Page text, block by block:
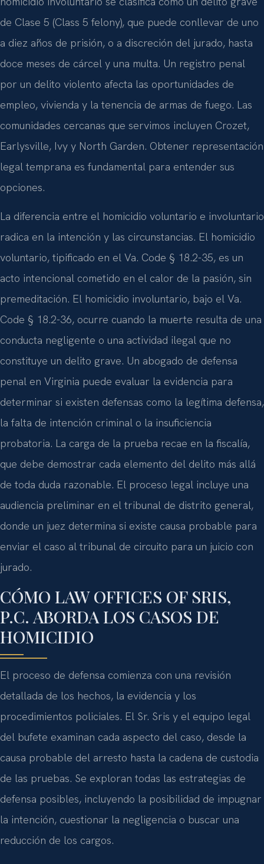
de Clase 5 (Class 5 felony), que puede conllevar de uno
a diez años de prisión, o a discreción del jurado, hasta
doce meses de cárcel y una multa. Un registro penal
por un delito violento afecta las oportunidades de
empleo, vivienda y la tenencia de armas de fuego. Las
comunidades cercanas que servimos incluyen Crozet,
Earlysville, Ivy y North Garden. Obtener representación
legal temprana es fundamental para entender sus
opciones.
La diferencia entre el homicidio voluntario e involuntario
radica en la intención y las circunstancias. El homicidio
voluntario, tipificado en el Va. Code § 18.2-35, es un
acto intencional cometido en el calor de la pasión, sin
premeditación. El homicidio involuntario, bajo el Va.
Code § 18.2-36, ocurre cuando la muerte resulta de una
conducta negligente o una actividad ilegal que no
constituye un delito grave. Un abogado de defensa
penal en Virginia puede evaluar la evidencia para
determinar si existen defensas como la legítima defensa,
la falta de intención criminal o la insuficiencia
probatoria. La carga de la prueba recae en la fiscalía,
que debe demostrar cada elemento del delito más allá
de toda duda razonable. El proceso legal incluye una
audiencia preliminar en el tribunal de distrito general,
donde un juez determina si existe causa probable para
enviar el caso al tribunal de circuito para un juicio con
jurado.
CÓMO LAW OFFICES OF SRIS,
P.C. ABORDA LOS CASOS DE
HOMICIDIO
El proceso de defensa comienza con una revisión
detallada de los hechos, la evidencia y los
procedimientos policiales. El Sr. Sris y el equipo legal
del bufete examinan cada aspecto del caso, desde la
causa probable del arresto hasta la cadena de custodia
de las pruebas. Se exploran todas las estrategias de
defensa posibles, incluyendo la posibilidad de impugnar
la intención, cuestionar la negligencia o buscar una
reducción de los cargos.